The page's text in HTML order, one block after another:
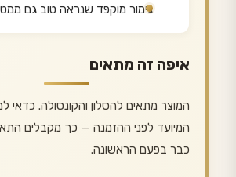
גימור מוקפד שנראה טוב גם
איפה זה מתאים
המוצר מתאים להסלון והקונסולה. כדאי
המיועד לפני ההזמנה — כך מקבלים
כבר בפעם הראשונה.